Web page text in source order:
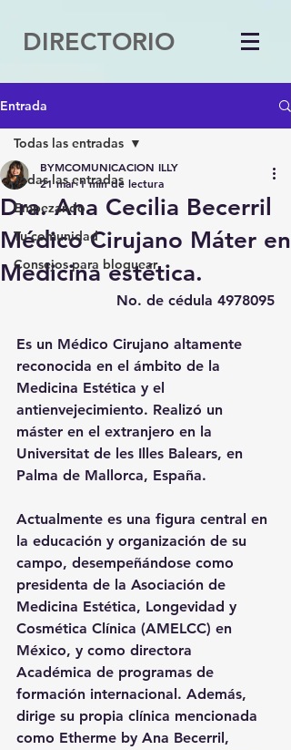
DIRECTORIO
Entrada
Todas las entradas
Empezando
Tu comunidad
Consejos para bloguear
Todas las entradas
Dra. Ana Cecilia Becerril
Médico Cirujano Máter en
Medicina estética.
BYMCOMUNICACION ILLY
21 mar 1 min de lectura
No. de cédula 4978095
Es un Médico Cirujano altamente
reconocida en el ámbito de la
Medicina Estética y el
antienvejecimiento. Realizó un
máster en el extranjero en la
Universitat de les Illes Balears, en
Palma de Mallorca, España.
Actualmente es una figura central en
la educación y organización de su
campo, desempeñándose como
presidenta de la Asociación de
Medicina Estética, Longevidad y
Cosmética Clínica (AMELCC) en
México, y como directora
Académica de programas de
formación internacional. Además,
dirige su propia clínica mencionada
como Etherme by Ana Becerril,